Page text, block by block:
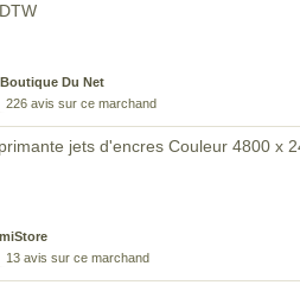
Du Net
226 avis sur ce marchand
jets d'encres Couleur 4800 x
13 avis sur ce marchand